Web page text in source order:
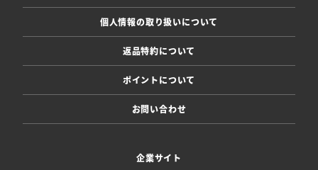
個人情報の取り扱いについて
返品特約について
ポイントについて
お問い合わせ
企業サイト